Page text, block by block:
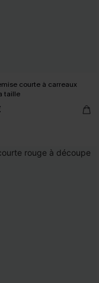
courte à carreaux
taille